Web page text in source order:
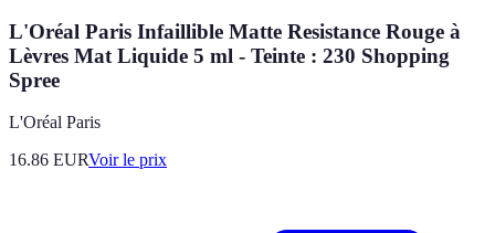
L'Oréal Paris Infaillible Matte Resistance Rouge à
Lèvres Mat Liquide 5 ml - Teinte : 230 Shopping
Spree
L'Oréal Paris
16.86 EURVoir le prix